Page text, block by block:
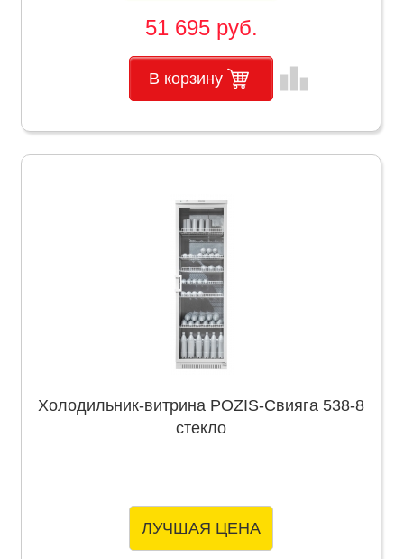
51 695 руб.
В корзину leaderboard
Холодильник-витрина POZIS-Свияга 538-8
стекло
ЛУЧШАЯ ЦЕНА